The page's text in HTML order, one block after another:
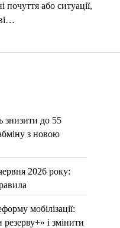
знизити до 55
з новою
2026 року:
мобілізації:
і змінити
почуття або ситуації,